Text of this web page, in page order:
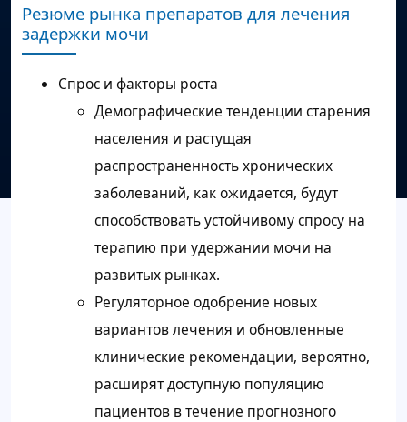
Резюме рынка препаратов для лечения
задержки мочи
Спрос и факторы роста
Демографические тенденции старения
населения и растущая
распространенность хронических
заболеваний, как ожидается, будут
способствовать устойчивому спросу на
терапию при удержании мочи на
развитых рынках.
Регуляторное одобрение новых
вариантов лечения и обновленные
клинические рекомендации, вероятно,
расширят доступную популяцию
пациентов в течение прогнозного